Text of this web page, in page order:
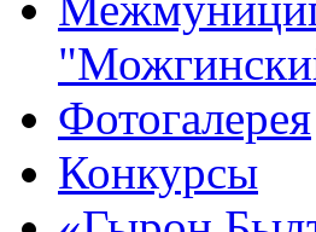
Фотогалерея
Конкурсы